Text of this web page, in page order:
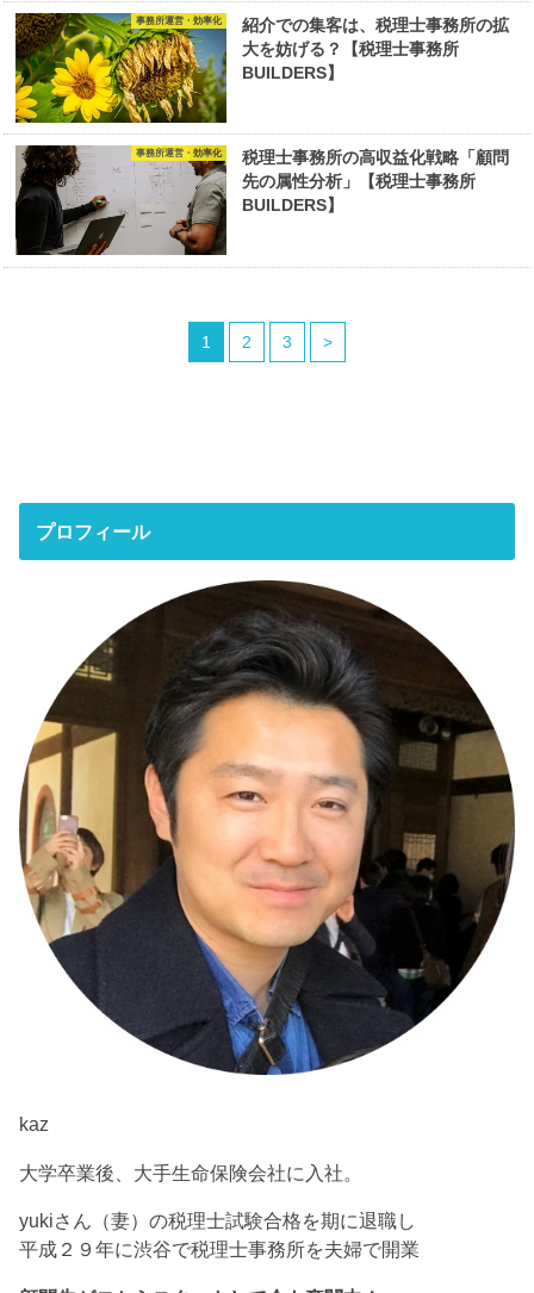
事務所運営・効率化
紹介での集客は、税理士事務所の拡
大を妨げる？【税理士事務所
BUILDERS】
事務所運営・効率化
税理士事務所の高収益化戦略「顧問
先の属性分析」【税理士事務所
BUILDERS】
1 2 3 >
プロフィール
kaz
大学卒業後、大手生命保険会社に入社。
yukiさん（妻）の税理士試験合格を期に退職し
平成２９年に渋谷で税理士事務所を夫婦で開業